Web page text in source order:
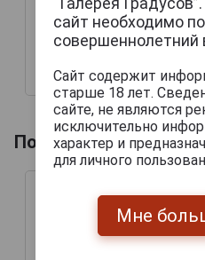
1988г 0.7л в подарочной
упаковке
19 448 руб.
Похожие напитки по
сайт необходимо
совершеннолетний
Сайт содержит
старше 18 лет.
сайте, не являются
исключительно
характер и
для личного
Мне